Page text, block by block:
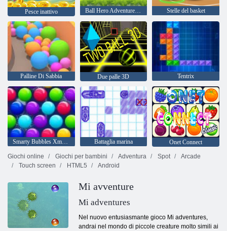
Pesce inattivo Ball Hero Adventure: Red Bounce Ball Stelle del basket
Palline Di Sabbia Due palle 3D Tentrix
Smarty Bubbles Xmas Edition Battaglia marina
Onet Connect
Giochi online
Giochi per bambini Adventura Spot
Arcade
Touch screen
HTML5 Android
Mi avventure
Mi adventures
Nel nuovo entusiasmante gioco Mi adventures,
andrai nel mondo di piccole creature molto simili ai